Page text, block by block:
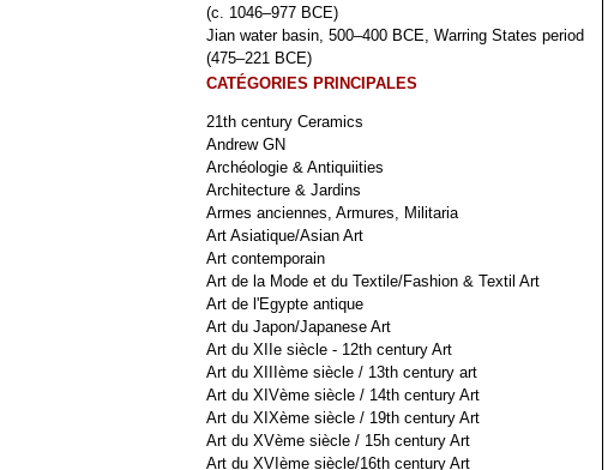
(c. 1046–977 BCE)
Jian water basin, 500–400 BCE, Warring States period
(475–221 BCE)
CATÉGORIES PRINCIPALES
21th century Ceramics
Andrew GN
Archéologie & Antiquiities
Architecture & Jardins
Armes anciennes, Armures, Militaria
Art Asiatique/Asian Art
Art contemporain
Art de la Mode et du Textile/Fashion & Textil Art
Art de l'Egypte antique
Art du Japon/Japanese Art
Art du XIIe siècle - 12th century Art
Art du XIIIème siècle / 13th century art
Art du XIVème siècle / 14th century Art
Art du XIXème siècle / 19th century Art
Art du XVème siècle / 15h century Art
Art du XVIème siècle/16th century Art